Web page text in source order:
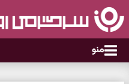
منو